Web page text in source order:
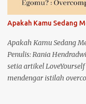
menemukan makna
Segalanya: Mengenal
dirimu." Tapi tidak
proses itu. Bukan
terlalu takut untuk
bahwa mengenal diri
Apakah Kamu Sedang
Apakah Kamu Sedang
Penulis: Rania
setia artikel
mendengar istilah